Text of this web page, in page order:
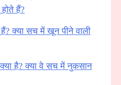
हैं?
क्या सच में खून पीने वाली
है? क्या वे सच में नुकसान